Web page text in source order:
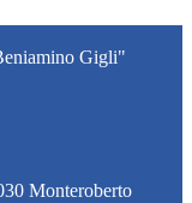
Gigli"
Monteroberto